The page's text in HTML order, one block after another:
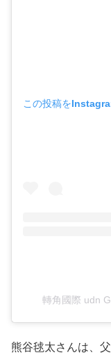
この投稿を
轉角國際 udn
熊谷毬太さんは、